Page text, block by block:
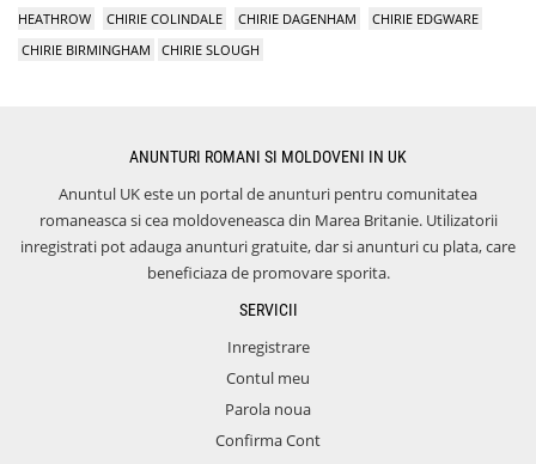
HEATHROW
CHIRIE COLINDALE CHIRIE DAGENHAM
CHIRIE EDGWARE
CHIRIE BIRMINGHAM
CHIRIE SLOUGH
ANUNTURI ROMANI SI MOLDOVENI IN UK
Anuntul UK este un portal de anunturi pentru comunitatea
romaneasca si cea moldoveneasca din Marea Britanie. Utilizatorii
inregistrati pot adauga anunturi gratuite, dar si anunturi cu plata, care
beneficiaza de promovare sporita.
SERVICII
Inregistrare
Contul meu
Parola noua
Confirma Cont